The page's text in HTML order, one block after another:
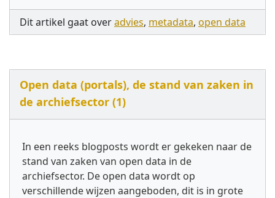
Dit artikel gaat overadvies, metadata, open data
Open data (portals), de stand van zaken in
de archiefsector (1)
In een reeks blogposts wordt er gekeken naar de
stand van zaken van open data in de
archiefsector. De open data wordt op
verschillende wijzen aangeboden, dit is in grote